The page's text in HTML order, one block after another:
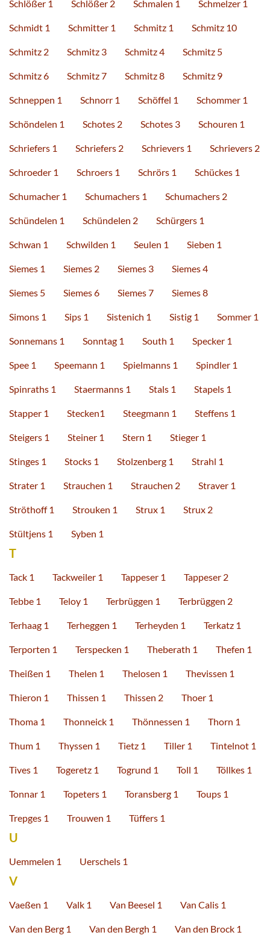
Schlößer 1 Schlößer 2 Schmalen 1 Schmelzer 1
Schmidt 1 Schmitter 1 Schmitz 1 Schmitz 10
Schmitz 2 Schmitz 3 Schmitz 4 Schmitz 5
Schmitz 6 Schmitz 7 Schmitz 8 Schmitz 9
Schneppen 1 Schnorr 1 Schöffel 1 Schommer 1
Schöndelen 1 Schotes 2 Schotes 3 Schouren 1
Schriefers 1 Schriefers 2 Schrievers 1 Schrievers 2
Schroeder 1 Schroers 1 Schrörs 1 Schückes 1
Schumacher 1 Schumachers 1 Schumachers 2
Schündelen 1 Schündelen 2 Schürgers 1
Schwan 1 Schwilden 1 Seulen 1 Sieben 1
Siemes 1 Siemes 2 Siemes 3 Siemes 4
Siemes 5 Siemes 6 Siemes 7 Siemes 8
Simons 1 Sips 1 Sistenich 1 Sistig 1 Sommer 1
Sonnemans 1 Sonntag 1 South 1 Specker 1
Spee 1 Speemann 1 Spielmanns 1 Spindler 1
Spinraths 1 Staermanns 1 Stals 1 Stapels 1
Stapper 1 Stecken1 Steegmann 1 Steffens 1
Steigers 1 Steiner 1 Stern 1 Stieger 1
Stinges 1 Stocks 1 Stolzenberg 1 Strahl 1
Strater 1 Strauchen 1 Strauchen 2 Straver 1
Ströthoff 1 Strouken 1 Strux 1 Strux 2
Stültjens 1 Syben 1
T
Tack 1 Tackweiler 1 Tappeser 1 Tappeser 2
Tebbe 1 Teloy 1 Terbrüggen 1 Terbrüggen 2
Terhaag 1 Terheggen 1 Terheyden 1 Terkatz 1
Terporten 1 Terspecken 1 Theberath 1 Thefen 1
Theißen 1 Thelen 1 Thelosen 1 Thevissen 1
Thieron 1 Thissen 1 Thissen 2 Thoer 1
Thoma 1 Thonneick 1 Thönnessen 1 Thorn 1
Thum 1 Thyssen 1 Tietz 1 Tiller 1 Tintelnot 1
Tives 1 Togeretz 1 Togrund 1 Toll 1 Töllkes 1
Tonnar 1 Topeters 1 Toransberg 1 Toups 1
Trepges 1 Trouwen 1 Tüffers 1
U
Uemmelen 1 Uerschels 1
V
Vaeßen 1 Valk 1 Van Beesel 1 Van Calis 1
Van den Berg 1 Van den Bergh 1 Van den Brock 1